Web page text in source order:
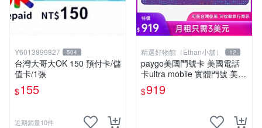
Y6013899827 504
台灣大哥大OK 150 預付卡/儲
值卡/1張
$155
近期銷量10件
精選好物館（Ethan小舖） 12
paygo美國門號卡 美國電話
卡ultra mobile 實體門號 美國
sim卡 長期保號 低月租 可收
美國銀行簡訊 平台會員註冊
$919